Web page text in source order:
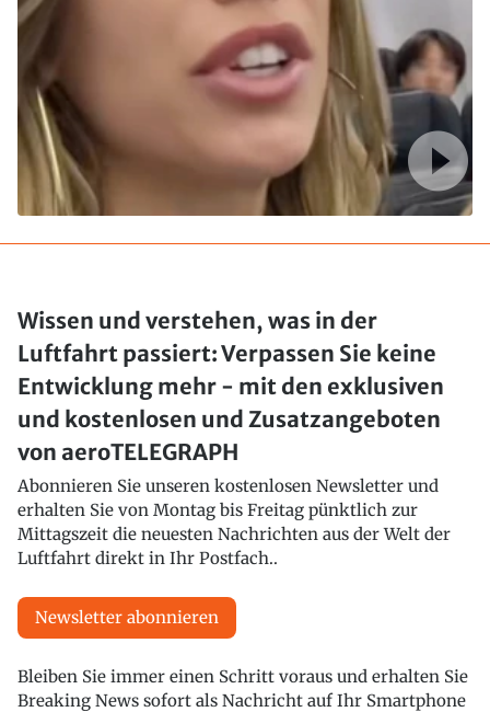
Wissen und verstehen, was in der
Luftfahrt passiert: Verpassen Sie keine
Entwicklung mehr - mit den exklusiven
und kostenlosen und Zusatzangeboten
von aeroTELEGRAPH
Abonnieren Sie unseren kostenlosen Newsletter und
erhalten Sie von Montag bis Freitag pünktlich zur
Mittagszeit die neuesten Nachrichten aus der Welt der
Luftfahrt direkt in Ihr Postfach..
Newsletter abonnieren
Bleiben Sie immer einen Schritt voraus und erhalten Sie
Breaking News sofort als Nachricht auf Ihr Smartphone